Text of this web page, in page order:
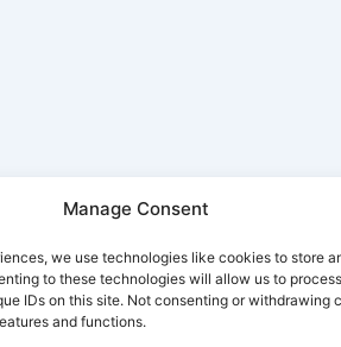
Manage Consent
we use technologies like cookies to store
to these technologies will allow us to
IDs on this site. Not consenting or withdrawing
and functions.